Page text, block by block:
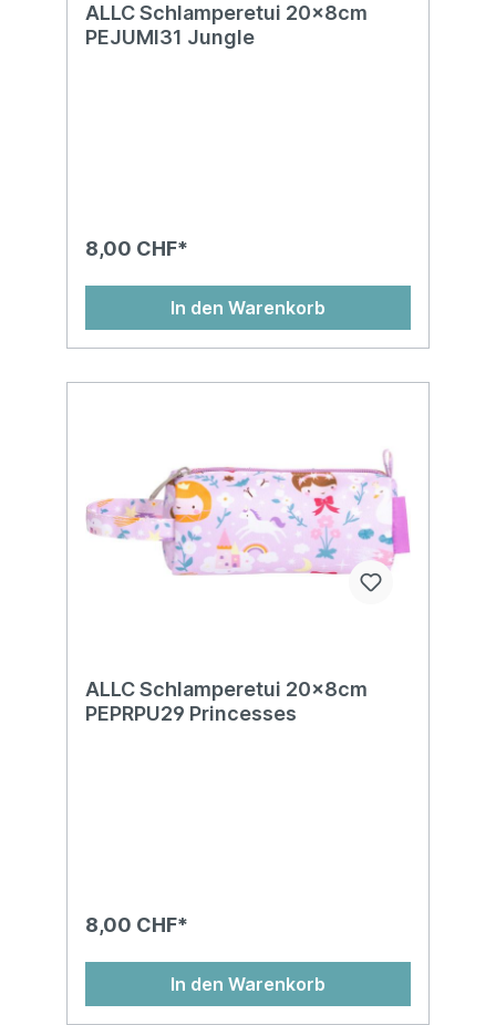
ALLC Schlamperetui 20x8cm
PEJUMI31 Jungle
8,00 CHF*
In den Warenkorb
ALLC Schlamperetui 20x8cm
PEPRPU29 Princesses
8,00 CHF*
In den Warenkorb